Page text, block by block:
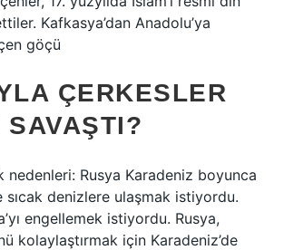
Kafkasya’dan Anadolu’ya
göçü
ÇERKESLER
SAVAŞTI?
nedenleri: Rusya Karadeniz boyunca
sıcak denizlere ulaşmak istiyordu.
engellemek istiyordu. Rusya,
kolaylaştırmak için Karadeniz’de